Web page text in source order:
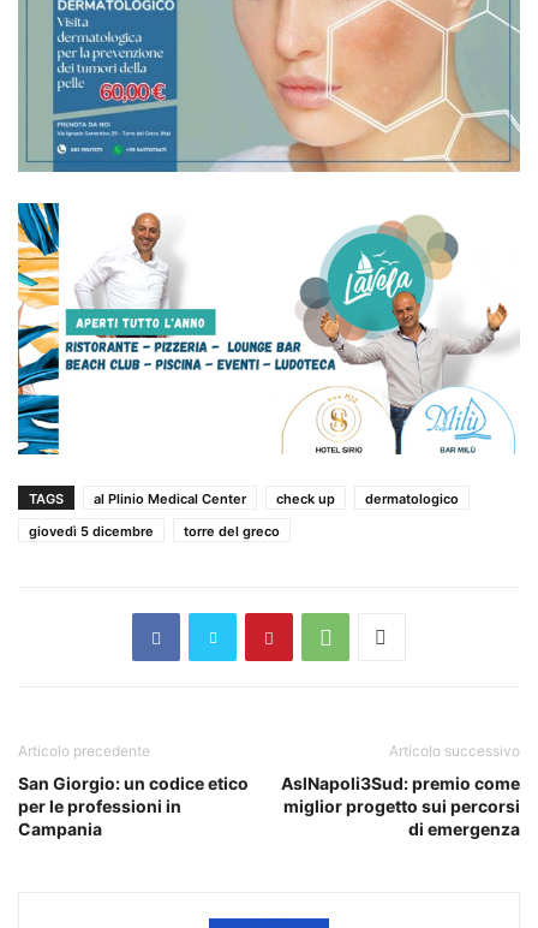
TAGS al Plinio Medical Center check up
dermatologico
giovedì 5 dicembre
torre del greco
Articolo precedente
San Giorgio: un codice etico
per le professioni in
Campania
Articolo successivo
AslNapoli3Sud: premio come
miglior progetto sui percorsi
di emergenza